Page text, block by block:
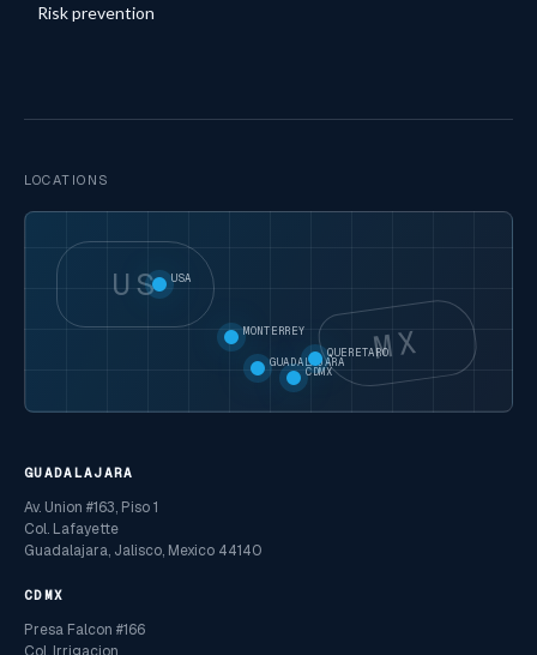
Risk prevention
LOCATIONS
US
MX
USA
MONTERREY
GUADALAJARA
CDMX
QUERETARO
GUADALAJARA
Av. Union #163, Piso 1
Col. Lafayette
Guadalajara, Jalisco, Mexico 44140
CDMX
Presa Falcon #166